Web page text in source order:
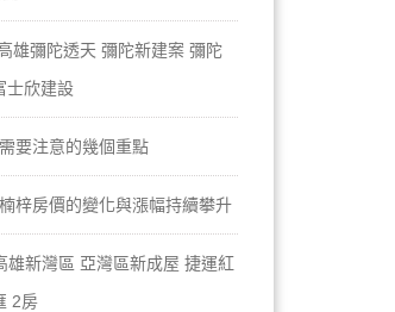
雄彌陀透天 彌陀新建案 彌陀
士欣建設
要注意的幾個重點
梓房價的變化與漲幅持續攀升
雄新灣區 亞灣區新成屋 捷運紅
2房